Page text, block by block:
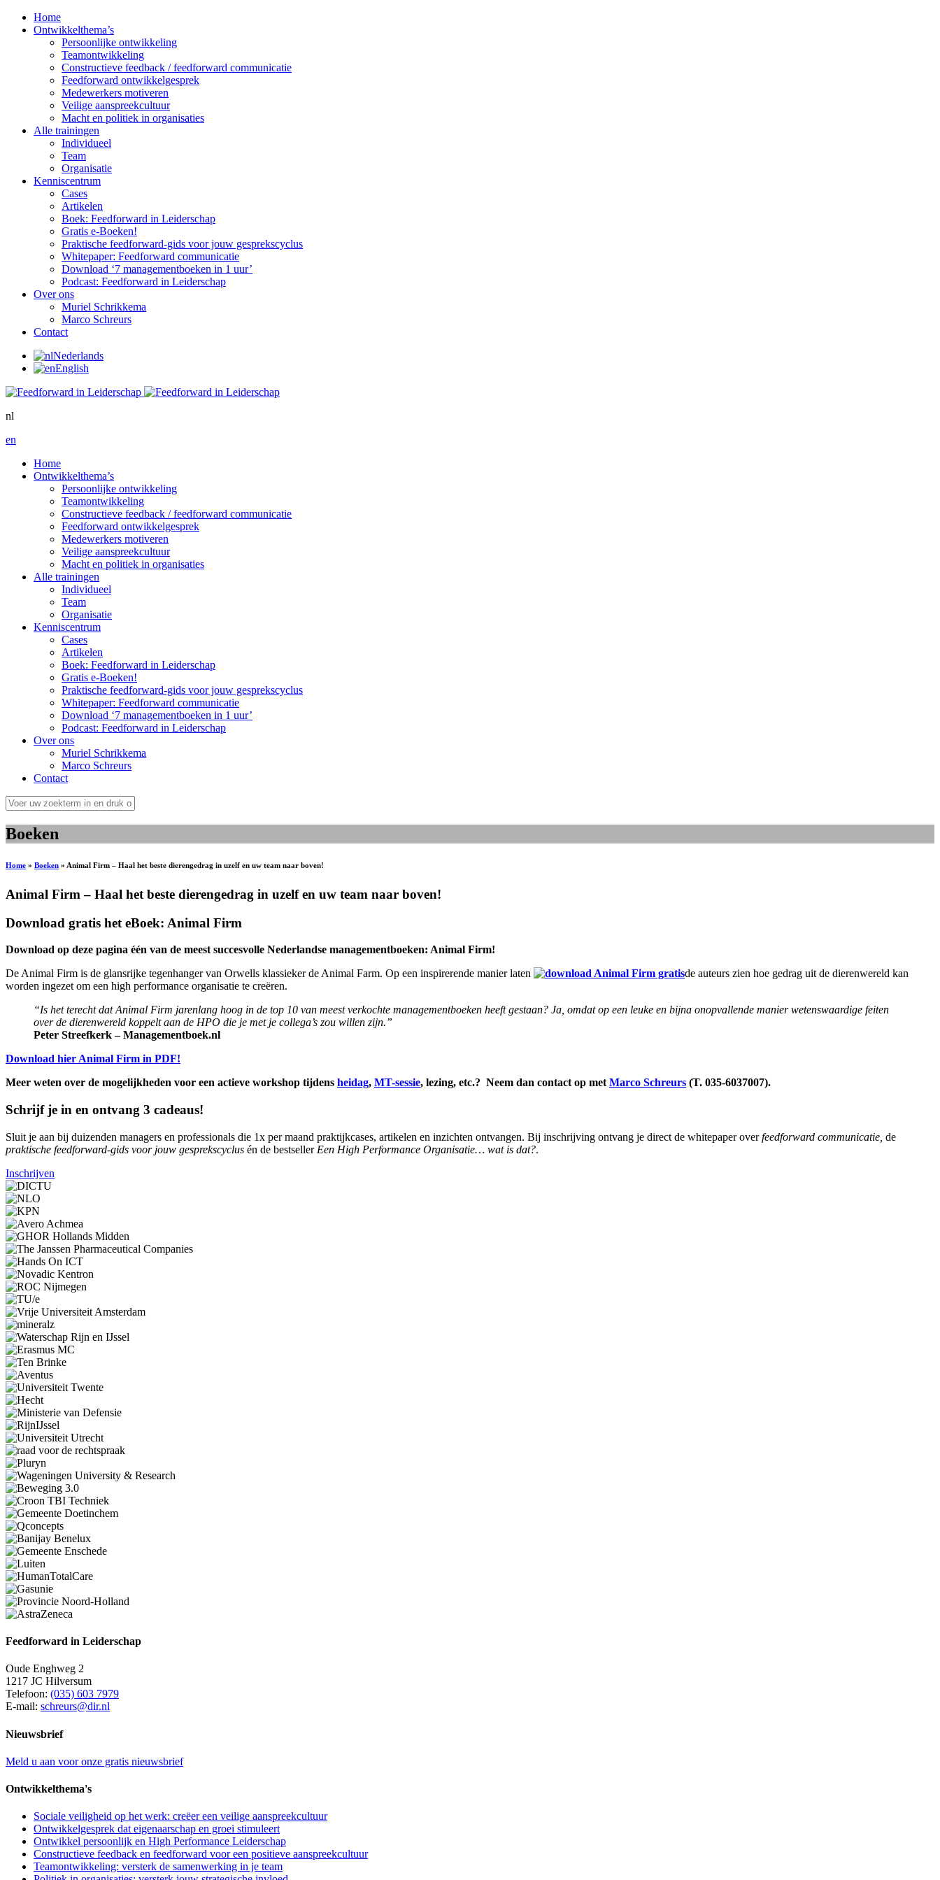
Home
Ontwikkelthema’s
Persoonlijke ontwikkeling
Teamontwikkeling
Constructieve feedback / feedforward communicatie
Feedforward ontwikkelgesprek
Medewerkers motiveren
Veilige aanspreekcultuur
Macht en politiek in organisaties
Alle trainingen
Individueel
Team
Organisatie
Kenniscentrum
Cases
Artikelen
Boek: Feedforward in Leiderschap
Gratis e-Boeken!
Praktische feedforward-gids voor jouw gesprekscyclus
Whitepaper: Feedforward communicatie
Download ‘7 managementboeken in 1 uur’
Podcast: Feedforward in Leiderschap
Over ons
Muriel Schrikkema
Marco Schreurs
Contact
Nederlands
English
nl
en
Home
Ontwikkelthema’s
Persoonlijke ontwikkeling
Teamontwikkeling
Constructieve feedback / feedforward communicatie
Feedforward ontwikkelgesprek
Medewerkers motiveren
Veilige aanspreekcultuur
Macht en politiek in organisaties
Alle trainingen
Individueel
Team
Organisatie
Kenniscentrum
Cases
Artikelen
Boek: Feedforward in Leiderschap
Gratis e-Boeken!
Praktische feedforward-gids voor jouw gesprekscyclus
Whitepaper: Feedforward communicatie
Download ‘7 managementboeken in 1 uur’
Podcast: Feedforward in Leiderschap
Over ons
Muriel Schrikkema
Marco Schreurs
Contact
Boeken
Home » Boeken » Animal Firm – Haal het beste dierengedrag in uzelf en uw team naar boven!
Animal Firm – Haal het beste dierengedrag in uzelf en uw team naar boven!
Download gratis het eBoek: Animal Firm
Download op deze pagina één van de meest succesvolle Nederlandse managementboeken: Animal Firm!
De Animal Firm is de glansrijke tegenhanger van Orwells klassieker de Animal Farm. Op een inspirerende manier laten
de auteurs zien hoe gedrag uit de dierenwereld kan
worden ingezet om een high performance organisatie te creëren.
“Is het terecht dat Animal Firm jarenlang hoog in de top 10 van meest verkochte managementboeken heeft gestaan? Ja, omdat op een leuke en bijna onopvallende manier wetenswaardige feiten
over de dierenwereld koppelt aan de HPO die je met je collega’s zou willen zijn.”
Peter Streefkerk – Managementboek.nl
Download hier Animal Firm in PDF!
Meer weten over de mogelijkheden voor een actieve workshop tijdens heidag, MT-sessie, lezing, etc.? Neem dan contact op met Marco Schreurs (T. 035-6037007).
Schrijf je in en ontvang 3 cadeaus!
Sluit je aan bij duizenden managers en professionals die 1x per maand praktijkcases, artikelen en inzichten ontvangen. Bij inschrijving ontvang je direct de whitepaper overfeedforward communicatie, de
praktische feedforward-gids voor jouw gesprekscyclus én de bestseller Een High Performance Organisatie… wat is dat?.
Inschrijven
Feedforward in Leiderschap
Oude Enghweg 2
1217 JC Hilversum
Telefoon: (035) 603 7979
E-mail: schreurs@dir.nl
Nieuwsbrief
Meld u aan voor onze gratis nieuwsbrief
Ontwikkelthema's
Sociale veiligheid op het werk: creëer een veilige aanspreekcultuur
Ontwikkelgesprek dat eigenaarschap en groei stimuleert
Ontwikkel persoonlijk en High Performance Leiderschap
Constructieve feedback en feedforward voor een positieve aanspreekcultuur
Teamontwikkeling: versterk de samenwerking in je team